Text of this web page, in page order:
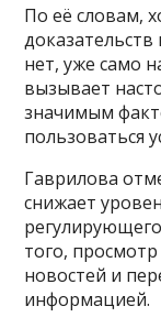
По её словам,
нет, уже само
вызывает
значимым
пользоваться
Гаврилова
снижает
того,
новостей и
информацией.